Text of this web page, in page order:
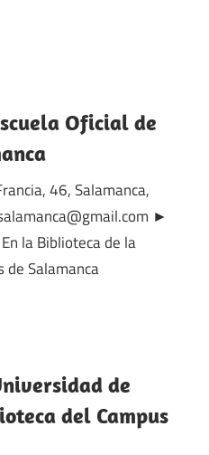
Oficial de
46, Salamanca,
►
la Biblioteca de la
de Salamanca
de
del Campus